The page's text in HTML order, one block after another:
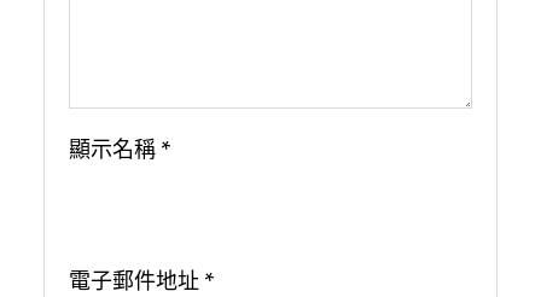
顯示名稱 *
電子郵件地址 *